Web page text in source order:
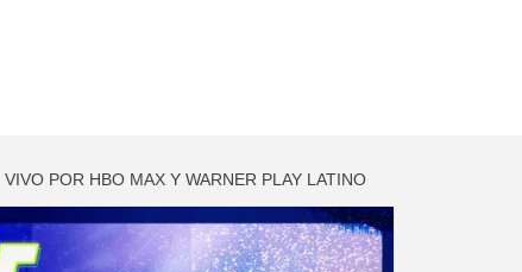
POR HBO MAX Y WARNER PLAY LATINO